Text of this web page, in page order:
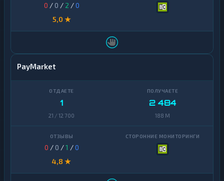
0 / 0 / 2 /0
5,0 ★
PayMarket
1
21 / 12 700
2 484
188 M
0 / 0 /1 /0
4,8 ★